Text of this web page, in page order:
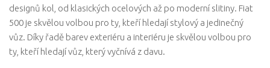
designů kol, od klasických ocelových až po moderní slitiny. Fiat
500 je skvělou volbou pro ty, kteří hledají stylový a jedinečný
vůz. Díky řadě barev exteriéru a interiéru je skvělou volbou pro
ty, kteří hledají vůz, který vyčnívá z davu.